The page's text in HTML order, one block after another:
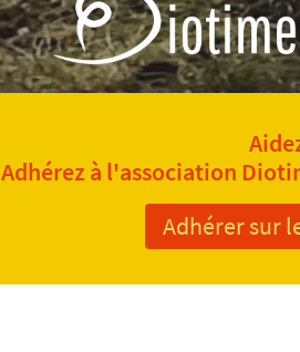
Adhérez à l'association
Adhérer sur